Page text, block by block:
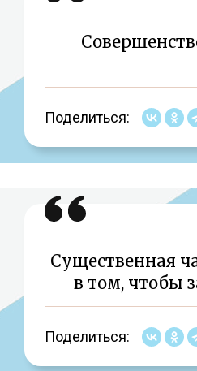
Поделиться:
Существенная
в том, чтобы
Поделиться: